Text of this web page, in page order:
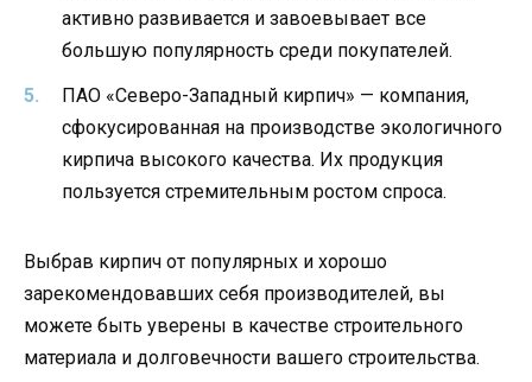
активно развивается и завоевывает все
большую популярность среди покупателей.
ПАО «Северо-Западный кирпич» — компания,
сфокусированная на производстве экологичного
кирпича высокого качества. Их продукция
пользуется стремительным ростом спроса.
Выбрав кирпич от популярных и хорошо
зарекомендовавших себя производителей, вы
можете быть уверены в качестве строительного
материала и долговечности вашего строительства.